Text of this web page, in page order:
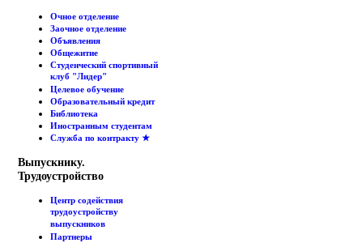
Очное отделение
Заочное отделение
Объявления
Общежитие
Студенческий спортивный
клуб "Лидер"
Целевое обучение
Образовательный кредит
Библиотека
Иностранным студентам
Служба по контракту ★
Выпускнику.
Трудоустройство
Центр содействия
трудоустройству
выпускников
Партнеры